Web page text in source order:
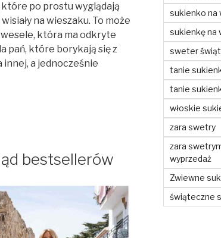
po prostu wyglądają
na wieszaku. To może
wesele, która ma odkryte
pań, które borykają się z
innej, a jednocześnie
bestsellerów
sukienko na
sukienkę na
sweter
tanie
tanie
włoskie
zara swetry
zara
wyprzedaż
Zwiewne
świąteczne